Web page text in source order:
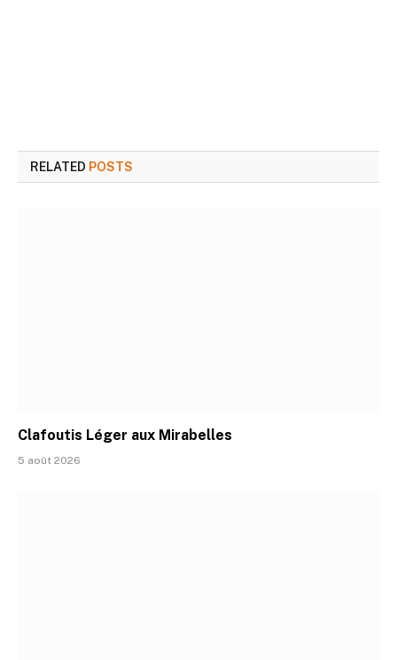
RELATED POSTS
Clafoutis Léger aux Mirabelles
5 août 2026